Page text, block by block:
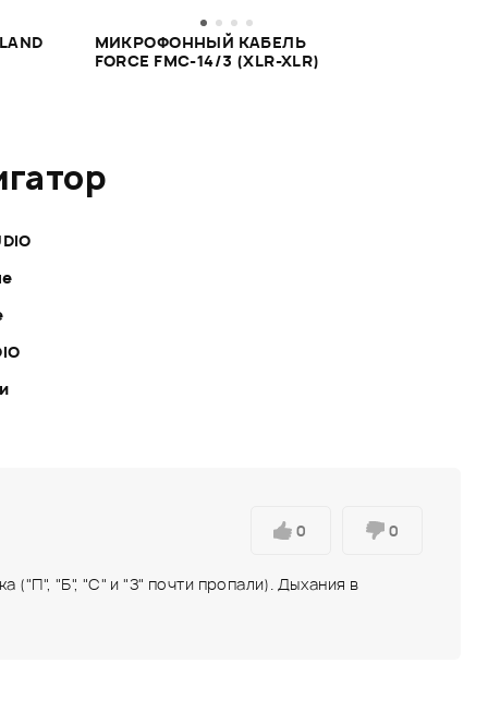
МИКРОФОННЫЙ КАБЕЛЬ
FORCE FMC-14/3 (XLR-XLR)
0 0
("П", "Б", "С" и "З" почти пропали). Дыхания в